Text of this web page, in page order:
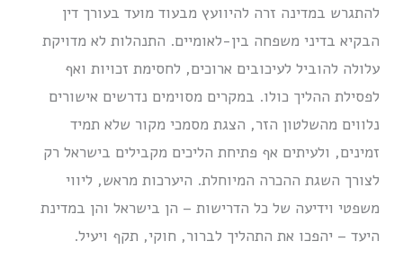
להתגרש במדינה זרה להיוועץ מבעוד מועד בעורך דין
הבקיא בדיני משפחה בין-לאומיים. התנהלות לא מדויקת
עלולה להוביל לעיכובים ארוכים, לחסימת זכויות ואף
לפסילת ההליך כולו. במקרים מסוימים נדרשים אישורים
נלווים מהשלטון הזר, הצגת מסמכי מקור שלא תמיד
זמינים, ולעיתים אף פתיחת הליכים מקבילים בישראל רק
לצורך השגת ההכרה המיוחלת. היערכות מראש, ליווי
משפטי וידיעה של כל הדרישות – הן בישראל והן במדינת
היעד – יהפכו את התהליך לברור, חוקי, תקף ויעיל.